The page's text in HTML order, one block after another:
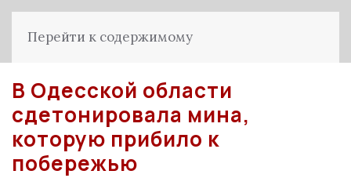
Перейти к содержимому
В Одесской области
сдетонировала мина,
которую прибило к
побережью